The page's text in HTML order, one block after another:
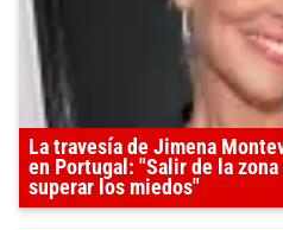
La travesía de Jimena
en Portugal: "Salir de la
superar los miedos"